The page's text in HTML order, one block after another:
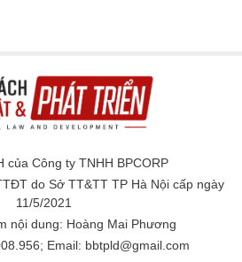
của Công ty TNHH BPCORP
do Sở TT&TT TP Hà Nội cấp ngày
11/5/2021
nội dung: Hoàng Mai Phương
Email: bbtpld@gmail.com